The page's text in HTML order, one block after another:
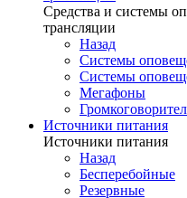
Средства и системы
трансляции
Назад
Системы
Системы
Мегафоны
Источники питания
Источники питания
Назад
Бесперебойные
Резервные